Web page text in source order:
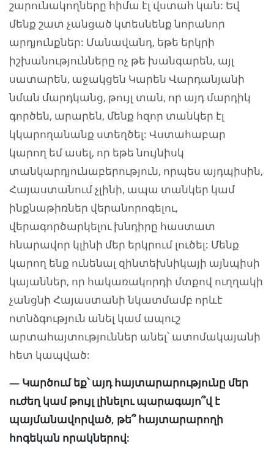
շարունակողները հիմա էլ վստահ կան: Եվ
մենք շատ չանցած կտեսնենք նորանոր
արդյունքներ: Մանավանդ, եթե երկրի
իշխանությունները ոչ թե խանգարեն, այլ
սատարեն, աջակցեն Կարեն Վարդանյանի
նման մարդկանց, թույլ տան, որ այդ մարդիկ
գործեն, արարեն, մենք հզոր տանկեր էլ
կկարողանանք ստեղծել: Վստահաբար
կարող եմ ասել, որ եթե նույնիսկ
տանկարդյունաբերություն, որպես այդպիսին,
Հայաստանում չլինի, ապա տանկեր կամ
ինքնաթիռներ վերանորոգելու,
վերագործարկելու խնդիրը հաստատ
հնարավոր կլինի մեր երկրում լուծել: Մենք
կարող ենք ունենալ զինտեխնիկայի այնպիսի
կայաններ, որ հակառակորդի մտքով ուղղակի
չանցնի Հայաստանի նկատմամբ որևէ
ոտնձգություն անել կամ ապուշ
արտահայտություններ անել՝ ատոմակայանի
հետ կապված:
— Կարծում եք՝ այդ հայտարարությունը մեր
ուժեղ կամ թույլ լինելու պարագայո՞վ է
պայմանավորված, թե՞ հայտարարողի
հոգեկան որակներով: